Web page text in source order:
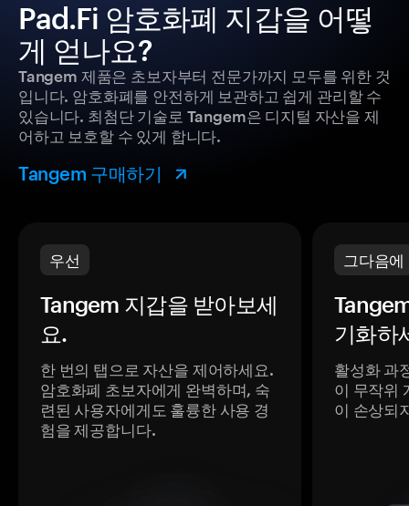
Pad.Fi 암호화폐 지갑을 어떻
게 얻나요?
Tangem 제품은 초보자부터 전문가까지 모두를 위한 것
입니다. 암호화폐를 안전하게 보관하고 쉽게 관리할 수
있습니다. 최첨단 기술로 Tangem은 디지털 자산을 제
어하고 보호할 수 있게 합니다.
Tangem 구매하기
우선
Tangem 지갑을 받아보세
요.
한 번의 탭으로 자산을 제어하세요.
암호화폐 초보자에게 완벽하며, 숙
련된 사용자에게도 훌륭한 사용 경
험을 제공합니다.
그다음에
기화하
활성화 과
이 무작위
이 손상되